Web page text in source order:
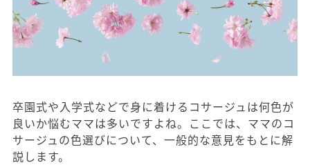
卒園式や入学式などで身に着けるコサージュは何色が
良いか悩むママは多いですよね。ここでは、ママのコ
サージュの色選びについて、一般的な意見をもとに解
説します。